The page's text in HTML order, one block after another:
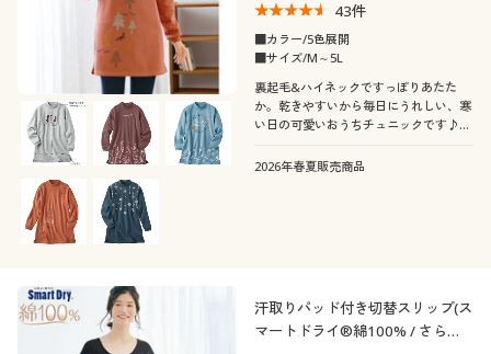
43件
■カラー/5色展開
■サイズ/M～5L
裏起毛&ハイネックですっぽりあたた
か。乾きやすいから毎日にうれしい、寒
い日の可愛いおうちチュニックです♪ふ
もあります。
2026年春夏販売商品
汗取りパッド付き切替スリップ(ス
マートドライ®綿100% / さらっ